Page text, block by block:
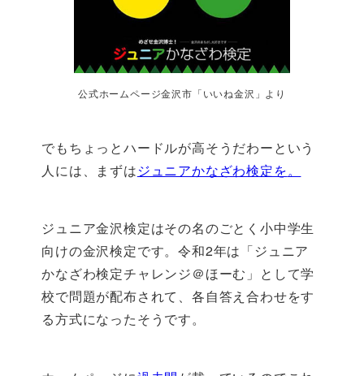
公式ホームページ金沢市「いいね金沢」より
でもちょっとハードルが高そうだわーという
人には、まずはジュニアかなざわ検定を。
ジュニア金沢検定はその名のごとく小中学生
向けの金沢検定です。令和2年は「ジュニア
かなざわ検定チャレンジ＠ほーむ」として学
校で問題が配布されて、各自答え合わせをす
る方式になったそうです。